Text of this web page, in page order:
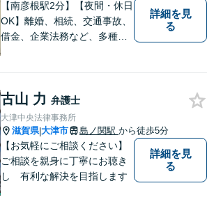
【南彦根駅2分】【夜間・休日
OK】離婚、相続、交通事故、
借金、企業法務など、多種多
をモットーに、皆様それぞれ
に合った解決を図ってまいり
ます。お気軽にご相談くださ
い。
詳細を見
る
古山 力 弁護士
大津中央法律事務所
滋賀県|大津市 島ノ関駅 から徒歩5分
【お気軽にご相談ください】
ご相談を親身に丁寧にお聴き
し 有利な解決を目指します
詳細を見
る